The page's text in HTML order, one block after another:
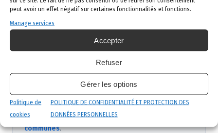
peut avoir un effet négatif sur certaines fonctionnalités et fonctions.
Manage services
Accepter
Refuser
Gérer les options
Politique de
cookies
POLITIQUE DE CONFIDENTIALITÉ ET PROTECTION DES
DONNÉES PERSONNELLES
Intervention ciblée: traitement adapté,
produits certifiés, sécurité maximale, discrétion
Suivi et garantie: visite de contrôle et garantie
Nous intervenons aussi près de Onhaye
Mêmes équipes, mêmes délais — voir
communes.